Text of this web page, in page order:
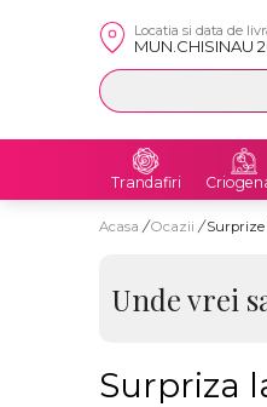
Locatia si data de
MUN.CHISINAU
Trandafiri
Acasa / Ocazii /
Unde vrei
Surpriza